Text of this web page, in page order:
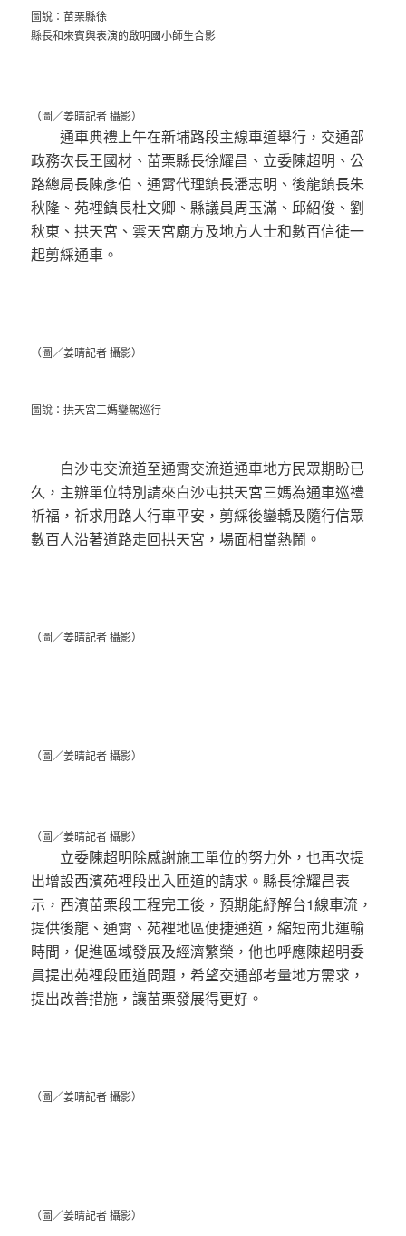
圖說：苗栗縣徐
縣長和來賓與表演的啟明國小師生合影
（圖／姜晴記者 攝影）
通車典禮上午在新埔路段主線車道舉行，交通部
政務次長王國材、苗栗縣長徐耀昌、立委陳超明、公
路總局長陳彥伯、通霄代理鎮長潘志明、後龍鎮長朱
秋隆、苑裡鎮長杜文卿、縣議員周玉滿、邱紹俊、劉
秋東、拱天宮、雲天宮廟方及地方人士和數百信徒一
起剪綵通車。
（圖／姜晴記者 攝影）
圖說：拱天宮三媽鑾駕巡行
白沙屯交流道至通霄交流道通車地方民眾期盼已
久，主辦單位特別請來白沙屯拱天宮三媽為通車巡禮
祈福，祈求用路人行車平安，剪綵後鑾轎及隨行信眾
數百人沿著道路走回拱天宮，場面相當熱鬧。
（圖／姜晴記者 攝影）
（圖／姜晴記者 攝影）
（圖／姜晴記者 攝影）
立委陳超明除感謝施工單位的努力外，也再次提
出增設西濱苑裡段出入匝道的請求。縣長徐耀昌表
示，西濱苗栗段工程完工後，預期能紓解台1線車流，
提供後龍、通霄、苑裡地區便捷通道，縮短南北運輸
時間，促進區域發展及經濟繁榮，他也呼應陳超明委
員提出苑裡段匝道問題，希望交通部考量地方需求，
提出改善措施，讓苗栗發展得更好。
（圖／姜晴記者 攝影）
（圖／姜晴記者 攝影）